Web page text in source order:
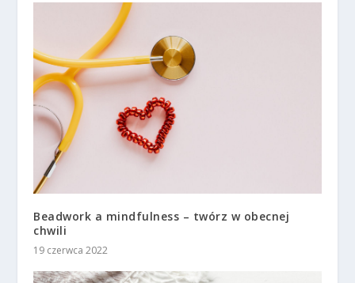
Beadwork a mindfulness – twórz w obecnej
chwili
19 czerwca 2022